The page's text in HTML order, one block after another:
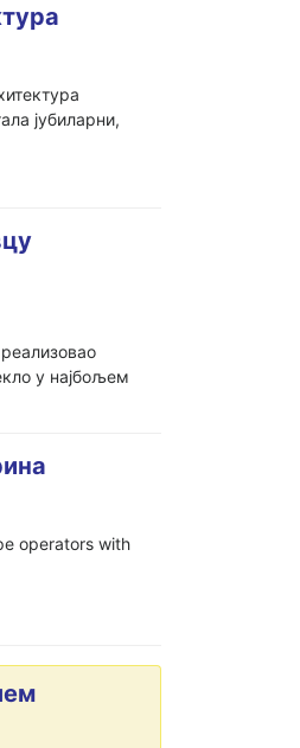
јубиларни,
у најбољем
operators with